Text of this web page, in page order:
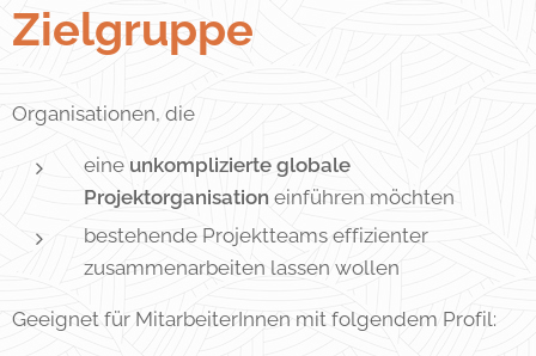
Zielgruppe
Organisationen, die
eine unkomplizierte globale
Projektorganisation einführen möchten
bestehende Projektteams effizienter
zusammenarbeiten lassen wollen
Geeignet für MitarbeiterInnen mit folgendem Profil: